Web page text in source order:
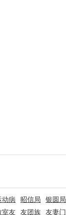
动病 昭信局 银圆局
室友 友团族 友妻门